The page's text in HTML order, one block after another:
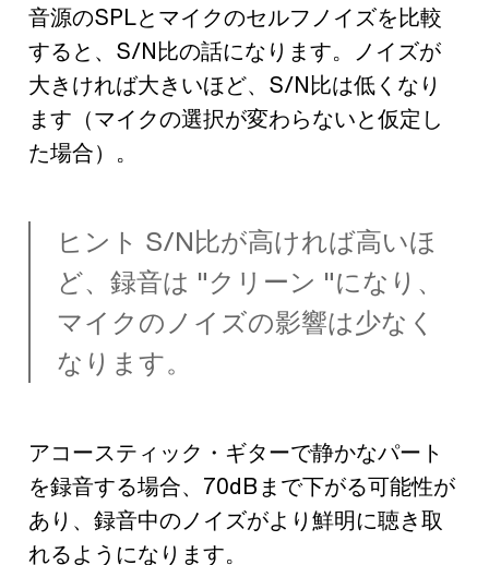
音源のSPLとマイクのセルフノイズを比較
すると、S/N比の話になります。ノイズが
大きければ大きいほど、S/N比は低くなり
ます（マイクの選択が変わらないと仮定し
た場合）。
ヒント S/N比が高ければ高いほ
ど、録音は "クリーン "になり、
マイクのノイズの影響は少なく
なります。
アコースティック・ギターで静かなパート
を録音する場合、70dBまで下がる可能性が
あり、録音中のノイズがより鮮明に聴き取
れるようになります。